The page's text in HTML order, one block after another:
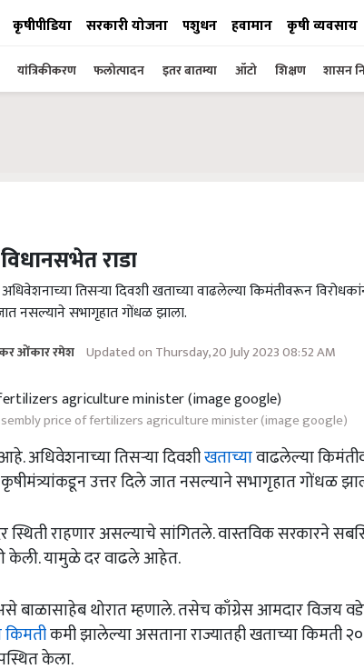
कृषीपीडिया सरकारी योजना पशुधन हवामान कृषी व्यवसाय
यांत्रिकीकरण फलोत्पादन इतर बातम्या ऑटो शिक्षण शासन
राडा
तिसऱ्या दिवशी खताच्या वाढलेल्या किमंतीवरून
जात नसल्याने सभागृहात गोंधळ झाला.
ओंकार रमेश Updated on Thursday, 20 July 2023 08:52 AM
price of fertilizers agriculture minister (image google)
अधिवेशनाच्या तिसऱ्या दिवशीखताच्यावाढलेल्या
कृषीमंत्र्यांकडून उत्तर दिले जात नसल्याने सभागृहात गोंधळ
स्थिती राहणार असल्याचे सांगितले. वास्तविक सरकारने
केली. यामुळे दर वाढले आहेत.
बाळासाहेब थोरात म्हणाले. तसेच काँग्रेस आमदार विजय
किमतीकमी झालेल्या असताना राज्यातही खताच्या किमती
केला.